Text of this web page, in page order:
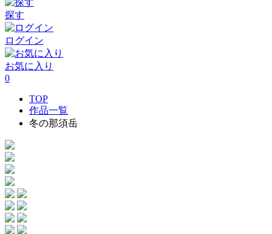
探す
ログイン
お気に入り
0
TOP
作品一覧
冬の那須岳